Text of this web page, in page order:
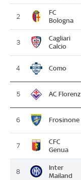
2
FC
Bologna
3
Cagliari
Calcio
4 Como
5 AC Florenz
6 Frosinone
7
CFC
Genua
8
Inter
Mailand